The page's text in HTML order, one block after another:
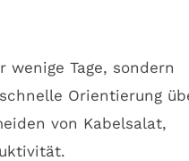
Tage, sondern
Orientierung
von Kabelsalat,